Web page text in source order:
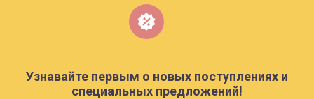
Узнавайте первым о новых поступлениях и
специальных предложений!